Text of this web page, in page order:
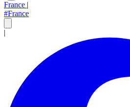
France |
#France
|